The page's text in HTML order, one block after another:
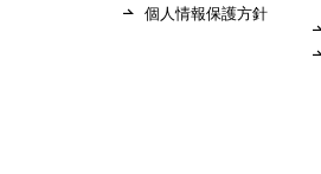
個人情報保護方針